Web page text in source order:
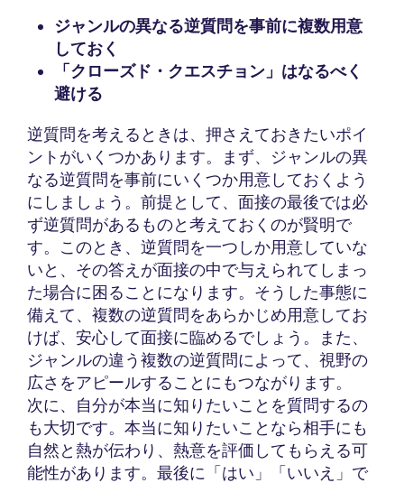
ジャンルの異なる逆質問を事前に複数用意
しておく
「クローズド・クエスチョン」はなるべく
避ける
逆質問を考えるときは、押さえておきたいポイ
ントがいくつかあります。まず、ジャンルの異
なる逆質問を事前にいくつか用意しておくよう
にしましょう。前提として、面接の最後では必
ず逆質問があるものと考えておくのが賢明で
す。このとき、逆質問を一つしか用意していな
いと、その答えが面接の中で与えられてしまっ
た場合に困ることになります。そうした事態に
備えて、複数の逆質問をあらかじめ用意してお
けば、安心して面接に臨めるでしょう。また、
ジャンルの違う複数の逆質問によって、視野の
広さをアピールすることにもつながります。
次に、自分が本当に知りたいことを質問するの
も大切です。本当に知りたいことなら相手にも
自然と熱が伝わり、熱意を評価してもらえる可
能性があります。最後に「はい」「いいえ」で